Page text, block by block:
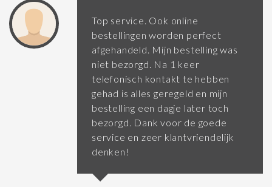
Top service. Ook online
bestellingen worden perfect
afgehandeld. Mijn bestelling was
niet bezorgd. Na 1 keer
telefonisch kontakt te hebben
gehad is alles geregeld en mijn
bestelling een dagje later toch
bezorgd. Dank voor de goede
service en zeer klantvriendelijk
denken!